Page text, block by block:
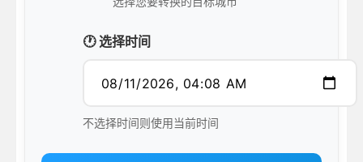
🕐 选择时间
不选择时间则使用当前时间